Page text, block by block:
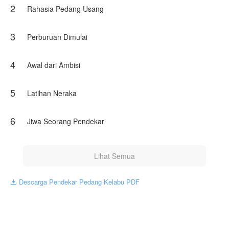
2 Rahasia Pedang Usang
3 Perburuan Dimulai
4 Awal dari Ambisi
5 Latihan Neraka
6 Jiwa Seorang Pendekar
Lihat Semua
 Descarga Pendekar Pedang Kelabu PDF